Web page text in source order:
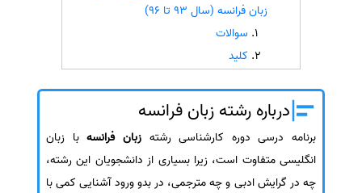
سفارش ترجمه همزمان
سفارش چکیده گرافیکی
سفارش تهیه کاورلتر
سفارش انگیزه‌نامه‌SOP
زبان فرانسه (سال 93 تا 96)
سوالات
کلید
درباره رشته زبان فرانسه
برنامه درسی دوره کارشناسی رشتهزبان فرانسهبا زبان
انگلیسی متفاوت است، زیرا بسیاری از دانشجویان این رشته،
چه در گرایش ادبی و چه مترجمی، در بدو ورود آشنایی کمی با